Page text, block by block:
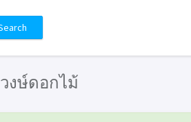
งษ์ดอกไม้